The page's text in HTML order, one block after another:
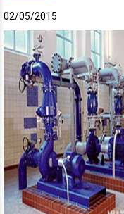
02/05/2015